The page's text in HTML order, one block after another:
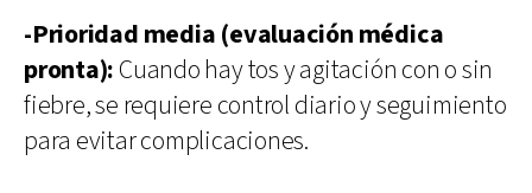
-Prioridad media (evaluación médica
pronta): Cuando hay tos y agitación con o sin
fiebre, se requiere control diario y seguimiento
para evitar complicaciones.